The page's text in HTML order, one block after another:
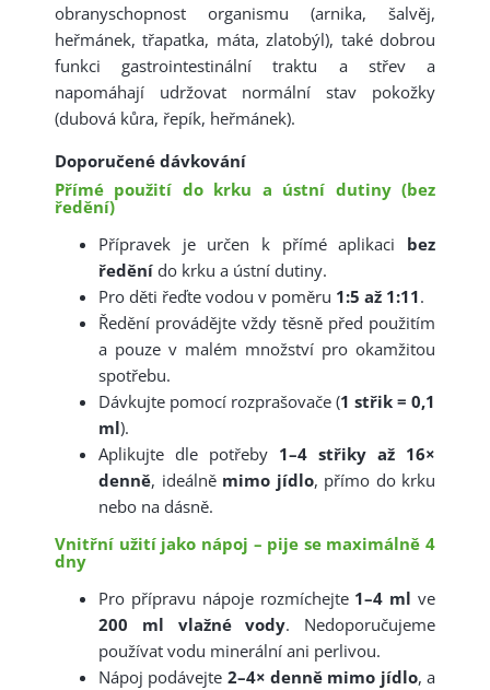
obranyschopnost organismu (arnika, šalvěj,
heřmánek, třapatka, máta, zlatobýl), také dobrou
funkci gastrointestinální traktu a střev a
napomáhají udržovat normální stav pokožky
(dubová kůra, řepík, heřmánek).
Doporučené dávkování
Přímé použití do krku a ústní dutiny (bez
ředění)
Přípravek je určen k přímé aplikaci bez
ředění do krku a ústní dutiny.
Pro děti řeďte vodou v poměru 1:5 až 1:11.
Ředění provádějte vždy těsně před použitím
a pouze v malém množství pro okamžitou
spotřebu.
Dávkujte pomocí rozprašovače (1 střik = 0,1
ml).
Aplikujte dle potřeby 1–4 střiky až 16×
denně, ideálně mimo jídlo, přímo do krku
nebo na dásně.
Vnitřní užití jako nápoj – pije se maximálně 4
dny
Pro přípravu nápoje rozmíchejte 1–4 ml
200 ml vlažné vody. Nedoporučujeme
používat vodu minerální ani perlivou.
Nápoj podávejte 2–4× denně mimo jídlo, a